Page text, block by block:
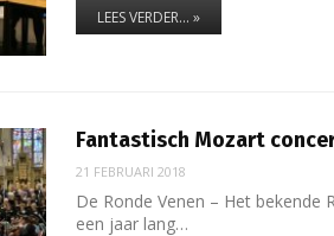
LEES VERDER... »
Fantastisch Mozart
21 FEBRUARI 2018
De Ronde Venen – Het bekende
een jaar lang…